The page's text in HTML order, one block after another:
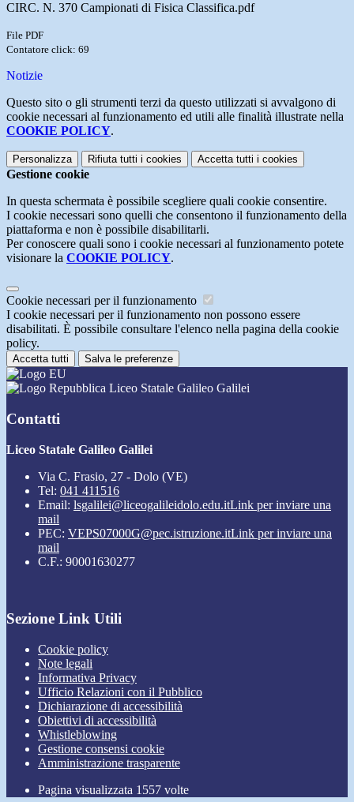
CIRC. N. 370 Campionati di Fisica Classifica.pdf
File PDF
Contatore click: 69
Notizie
Questo sito o gli strumenti terzi da questo utilizzati si avvalgono di
cookie necessari al funzionamento ed utili alle finalità illustrate nella
COOKIE POLICY.
Personalizza Rifiuta tutti i cookies Accetta tutti i cookies
Gestione cookie
In questa schermata è possibile scegliere quali cookie consentire.
I cookie necessari sono quelli che consentono il funzionamento della
piattaforma e non è possibile disabilitarli.
Per conoscere quali sono i cookie necessari al funzionamento potete
visionare la COOKIE POLICY.
Cookie necessari per il funzionamento
I cookie necessari per il funzionamento non possono essere
disabilitati. È possibile consultare l'elenco nella pagina della cookie
policy.
Accetta tutti Salva le preferenze
Liceo Statale Galileo Galilei
Contatti
Liceo Statale Galileo Galilei
Via C. Frasio, 27 - Dolo (VE)
Tel: 041 411516
Email: lsgalilei@liceogalileidolo.edu.itLink per inviare una
mail
PEC: VEPS07000G@pec.istruzione.itLink per inviare una
mail
C.F.: 90001630277
Sezione Link Utili
Cookie policy
Note legali
Informativa Privacy
Ufficio Relazioni con il Pubblico
Dichiarazione di accessibilità
Obiettivi di accessibilità
Whistleblowing
Gestione consensi cookie
Amministrazione trasparente
Pagina visualizzata 1557 volte